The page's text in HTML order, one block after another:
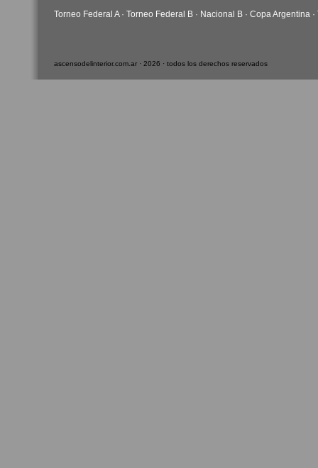
Torneo Federal A· Torneo Federal B · Nacional B · Copa Argentina ·
ascensodelinterior.com.ar · 2026 · todos los derechos reservados